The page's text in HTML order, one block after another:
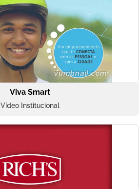
Viva Smart
Vídeo Institucional